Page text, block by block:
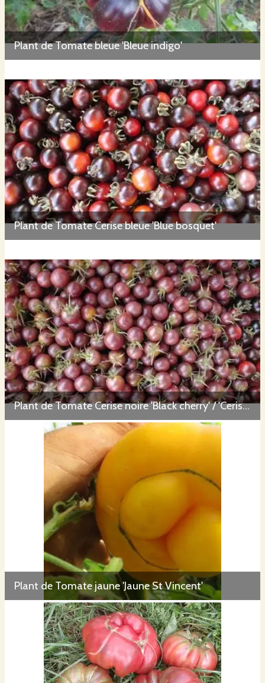
Plant de Tomate bleue 'Bleue indigo'
Plant de Tomate Cerise bleue 'Blue bosquet'
Plant de Tomate Cerise noire 'Black cherry' / 'Cerise noire'
Plant de Tomate jaune 'Jaune St Vincent'